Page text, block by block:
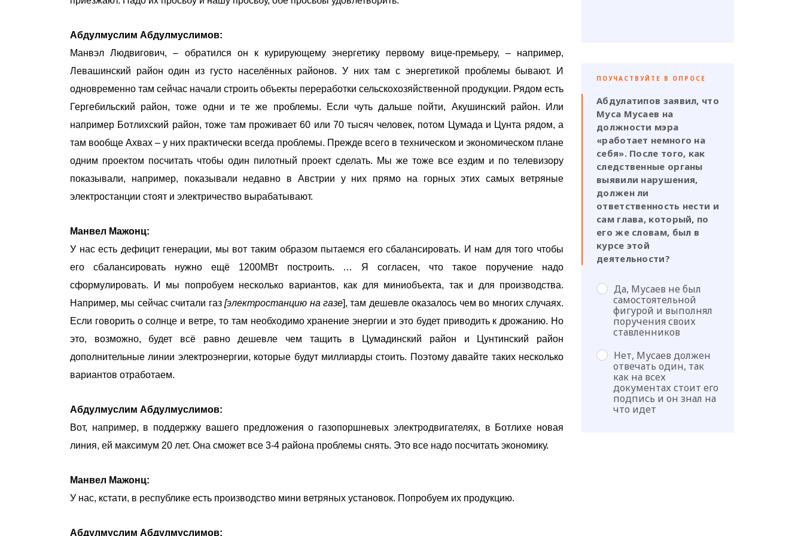
Абдулмуслим Абдулмуслимов:
Манвэл Людвигович, – обратился он к курирующему энергетику первому вице-премьеру, – например,
Левашинский район один из густо населённых районов. У них там с энергетикой проблемы бывают. И
одновременно там сейчас начали строить объекты переработки сельскохозяйственной продукции. Рядом есть
Гергебильский район, тоже одни и те же проблемы. Если чуть дальше пойти, Акушинский район. Или
например Ботлихский район, тоже там проживает 60 или 70 тысяч человек, потом Цумада и Цунта рядом, а
там вообще Ахвах – у них практически всегда проблемы. Прежде всего в техническом и экономическом плане
одним проектом посчитать чтобы один пилотный проект сделать. Мы же тоже все ездим и по телевизору
показывали, например, показывали недавно в Австрии у них прямо на горных этих самых ветряные
электростанции стоят и электричество вырабатывают.
Манвел Мажонц:
У нас есть дефицит генерации, мы вот таким образом пытаемся его сбалансировать. И нам для того чтобы
его сбалансировать нужно ещё 1200МВт построить. … Я согласен, что такое поручение надо
сформулировать. И мы попробуем несколько вариантов, как для миниобъекта, так и для производства.
Например, мы сейчас считали газ[электростанцию на газе], там дешевле оказалось чем во многих случаях.
Если говорить о солнце и ветре, то там необходимо хранение энергии и это будет приводить к дрожанию. Но
это, возможно, будет всё равно дешевле чем тащить в Цумадинский район и Цунтинский район
дополнительные линии электроэнергии, которые будут миллиарды стоить. Поэтому давайте таких несколько
вариантов отработаем.
Абдулмуслим Абдулмуслимов:
Вот, например, в поддержку вашего предложения о газопоршневых электродвигателях, в Ботлихе новая
линия, ей максимум 20 лет. Она сможет все 3-4 района проблемы снять. Это все надо посчитать экономику.
Манвел Мажонц:
У нас, кстати, в республике есть производство мини ветряных установок. Попробуем их продукцию.
Абдулмуслим Абдулмуслимов:
ПОУЧАСТВУЙТЕ В ОПРОСЕ
Абдулатипов заявил, что
Муса Мусаев на
должности мэра
«работает немного на
себя». После того, как
следственные органы
выявили нарушения,
должен ли
ответственность нести и
сам глава, который, по
его же словам, был в
курсе этой
деятельности?
Да, Мусаев не был
самостоятельной
фигурой и выполнял
поручения своих
ставленников
Нет, Мусаев должен
отвечать один, так
как на всех
документах стоит его
подпись и он знал на
что идет